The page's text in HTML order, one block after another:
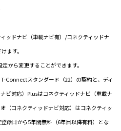
ッドナビ（車載ナビ有）/コネクティッドナ
けます。
から変更することができます。
Connectスタンダード（22）の契約と、ディ
ビ対応）Plusはコネクティッドナビ（車載ナ
（コネクティッドナビ対応）はコネクティッ
録日から5年間無料（6年目以降有料）とな